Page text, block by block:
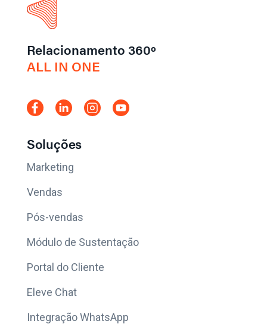
Relacionamento 360º
ALL IN ONE
Soluções
Marketing
Vendas
Pós-vendas
Módulo de Sustentação
Portal do Cliente
Eleve Chat
Integração WhatsApp